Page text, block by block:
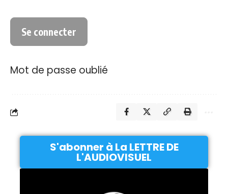
Mot de passe oublié
S'abonner à La LETTRE DE
L'AUDIOVISUEL